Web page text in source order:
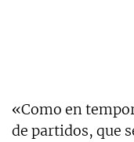
«Como en
de partidos, que